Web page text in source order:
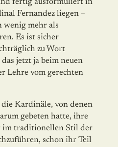
fertig ausformuliert in
Fernandez liegen –
wenig mehr als
Es ist sicher
zu Wort
jetzt ja beim neuen
Lehre vom gerechten
Kardinäle, von denen
gebeten hatte, ihre
im traditionellen Stil der
schon ihr Teil